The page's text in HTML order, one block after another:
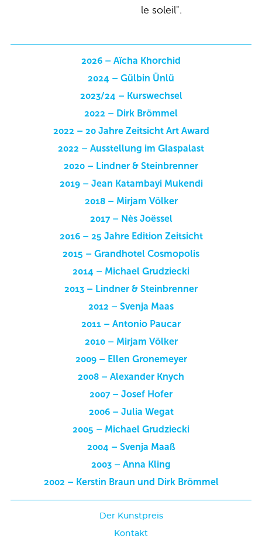
2026 – Aïcha Khorchid
2024 – Gülbin Ünlü
2023/24 – Kurswechsel
2022 – Dirk Brömmel
2022 – 20 Jahre Zeitsicht Art Award
2022 – Ausstellung im Glaspalast
2020 – Lindner & Steinbrenner
2019 – Jean Katambayi Mukendi
2018 – Mirjam Völker
2017 – Nès Joëssel
2016 – 25 Jahre Edition Zeitsicht
2015 – Grandhotel Cosmopolis
2014 – Michael Grudziecki
2013 – Lindner & Steinbrenner
2012 – Svenja Maas
2011 – Antonio Paucar
2010 – Mirjam Völker
2009 – Ellen Gronemeyer
2008 – Alexander Knych
2007 – Josef Hofer
2006 – Julia Wegat
2005 – Michael Grudziecki
2004 – Svenja Maaß
2003 – Anna Kling
2002 – Kerstin Braun und Dirk Brömmel
Der Kunstpreis
Kontakt